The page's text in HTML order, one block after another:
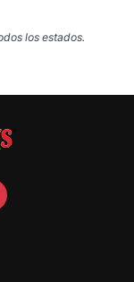
los estados.